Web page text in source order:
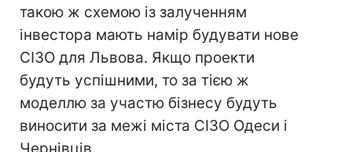
такою ж схемою із залученням
інвестора мають намір будувати нове
СІЗО для Львова. Якщо проекти
будуть успішними, то за тією ж
моделлю за участю бізнесу будуть
виносити за межі міста СІЗО Одеси і